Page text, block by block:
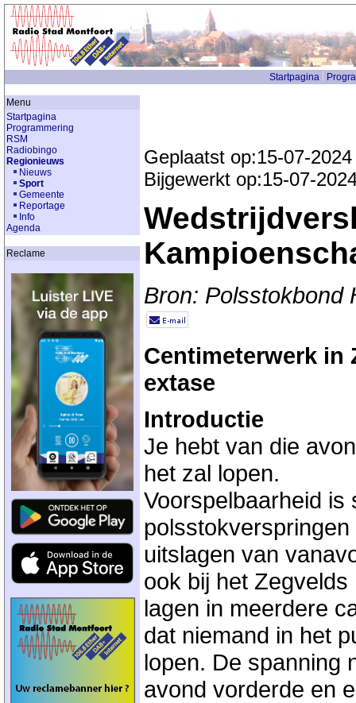
Startpagina
Menu
Startpagina
Programmering
RSM
Radiobingo
Regionieuws
Nieuws
Sport
Gemeente
Reportage
Info
Agenda
Reclame
Geplaatst op:15-07-2024
Bijgewerkt op:15-07-
Bron: Polsstokbond
Centimeterwerk in
extase
Introductie
Je hebt van die
het zal lopen.
Voorspelbaarheid is
uitslagen van
ook bij het
lagen in meerdere
dat niemand in het
lopen. De spanning
avond vorderde en